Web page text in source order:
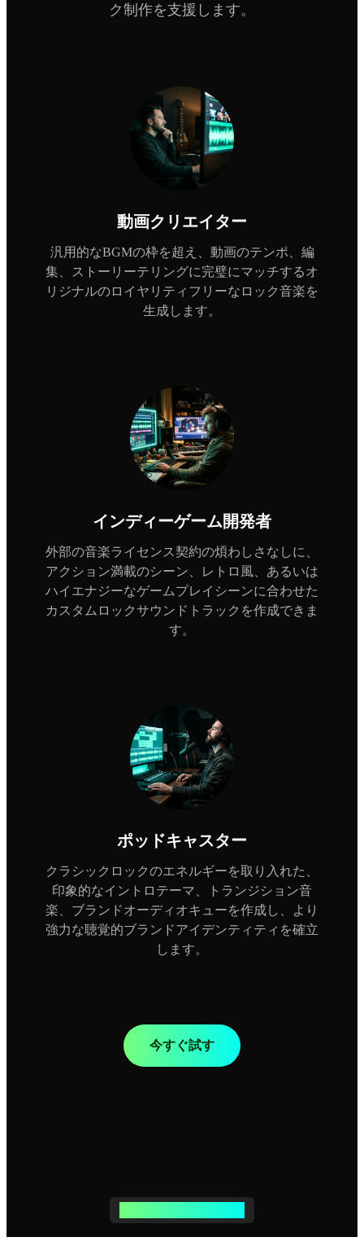
ク制作を支援します。
動画クリエイター
汎用的なBGMの枠を超え、動画のテンポ、編
集、ストーリーテリングに完璧にマッチするオ
リジナルのロイヤリティフリーなロック音楽を
生成します。
インディーゲーム開発者
外部の音楽ライセンス契約の煩わしさなしに、
アクション満載のシーン、レトロ風、あるいは
ハイエナジーなゲームプレイシーンに合わせた
カスタムロックサウンドトラックを作成できま
す。
ポッドキャスター
クラシックロックのエネルギーを取り入れた、
印象的なイントロテーマ、トランジション音
楽、ブランドオーディオキューを作成し、より
強力な聴覚的ブランドアイデンティティを確立
します。
今すぐ試す